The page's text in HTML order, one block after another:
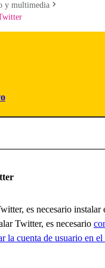
y multimedia
es necesario instalar
Twitter, es necesario
la cuenta de usuario en